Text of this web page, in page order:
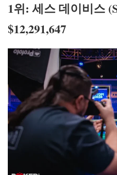
1위: 세스 데이비스
$12,291,647